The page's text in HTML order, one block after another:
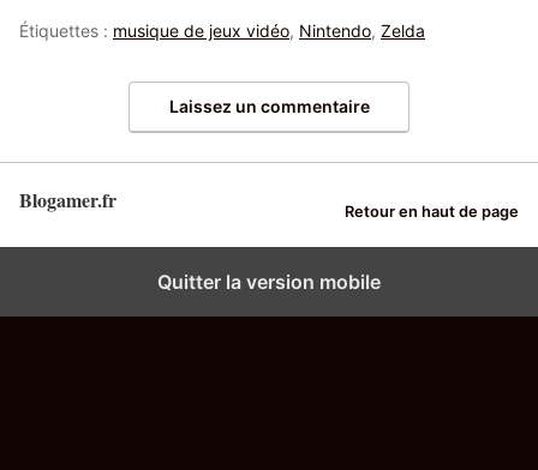
Étiquettes : musique de jeux vidéo, Nintendo, Zelda
Laissez un commentaire
Blogamer.fr Retour en haut de page
Quitter la version mobile